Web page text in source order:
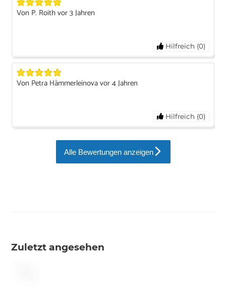
Von P. Roith vor 3 Jahren
Hilfreich (0)
Von Petra Hämmerleinova vor 4 Jahren
Hilfreich (0)
Alle Bewertungen anzeigen
Zuletzt angesehen